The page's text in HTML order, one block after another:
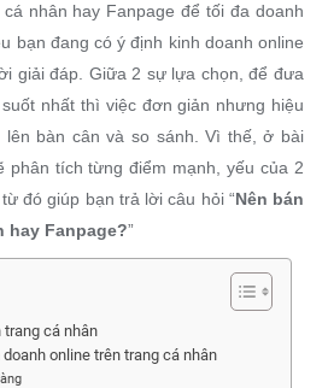
nhân hay Fanpage để tối đa doanh
bạn đang có ý định kinh doanh online
giải đáp. Giữa 2 sự lựa chọn, để đưa
nhất thì việc đơn giản nhưng hiệu
bàn cân và so sánh. Vì thế, ở bài
phân tích từng điểm mạnh, yếu của 2
đó giúp bạn trả lời câu hỏi “Nên bán
hay Fanpage?”
trang cá nhân
online trên trang cá nhân